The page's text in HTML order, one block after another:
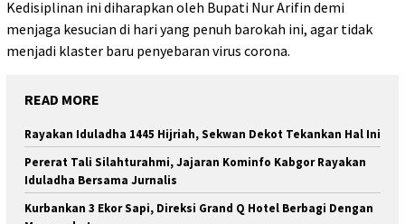
Kedisiplinan ini diharapkan oleh Bupati Nur Arifin demi
menjaga kesucian di hari yang penuh barokah ini, agar tidak
menjadi klaster baru penyebaran virus corona.
READ MORE
Rayakan Iduladha 1445 Hijriah, Sekwan Dekot Tekankan Hal Ini
Pererat Tali Silahturahmi, Jajaran Kominfo Kabgor Rayakan
Iduladha Bersama Jurnalis
Kurbankan 3 Ekor Sapi, Direksi Grand Q Hotel Berbagi Dengan